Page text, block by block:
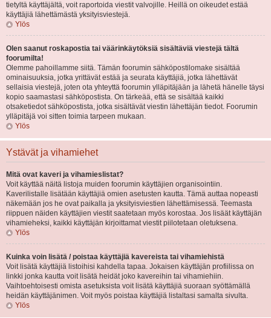
tietyltä käyttäjältä, voit raportoida viestit valvojille. Heillä on oikeudet estää
käyttäjiä lähettämästä yksityisviestejä.
Ylös
Olen saanut roskapostia tai väärinkäytöksiä sisältäviä viestejä tältä
foorumilta!
Olemme pahoillamme siitä. Tämän foorumin sähköpostilomake sisältää
ominaisuuksia, jotka yrittävät estää ja seurata käyttäjiä, jotka lähettävät
sellaisia viestejä, joten ota yhteyttä foorumin ylläpitäjään ja lähetä hänelle täysi
kopio saamastasi sähköpostista. On tärkeää, että se sisältää kaikki
otsaketiedot sähköpostista, jotka sisältävät viestin lähettäjän tiedot. Foorumin
ylläpitäjä voi sitten toimia tarpeen mukaan.
Ylös
Ystävät ja vihamiehet
Mitä ovat kaveri ja vihamieslistat?
Voit käyttää näitä listoja muiden foorumin käyttäjien organisointiin.
Kaverilistalle lisätään käyttäjiä omien asetusten kautta. Tämä auttaa nopeasti
näkemään jos he ovat paikalla ja yksityisviestien lähettämisessä. Teemasta
riippuen näiden käyttäjien viestit saatetaan myös korostaa. Jos lisäät käyttäjän
vihamieheksi, kaikki käyttäjän kirjoittamat viestit piilotetaan oletuksena.
Ylös
Kuinka voin lisätä / poistaa käyttäjiä kavereista tai vihamiehistä
Voit lisätä käyttäjiä listoihisi kahdella tapaa. Jokaisen käyttäjän profiilissa on
linkki jonka kautta voit lisätä heidät joko kavereihin tai vihamiehiin.
Vaihtoehtoisesti omista asetuksista voit lisätä käyttäjiä suoraan syöttämällä
heidän käyttäjänimen. Voit myös poistaa käyttäjiä listaltasi samalta sivulta.
Ylös